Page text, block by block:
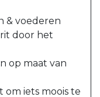
& voederen
door het
op maat van
iets moois te